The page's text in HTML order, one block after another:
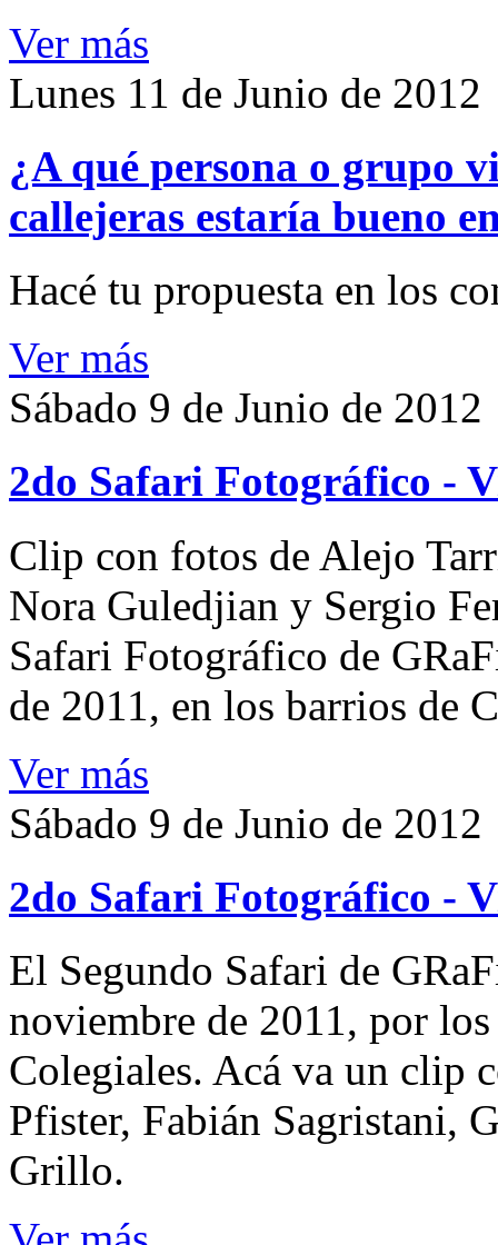
Ver más
Lunes 11 de Junio de 2012
¿A qué persona o grupo
callejeras estaría bueno
Hacé tu propuesta en los
Ver más
Sábado 9 de Junio de 2012
2do Safari Fotográfico -
Clip con fotos de Alejo
Nora Guledjian y Sergio
Safari Fotográfico de
de 2011, en los barrios de
Ver más
Sábado 9 de Junio de 2012
2do Safari Fotográfico -
El Segundo Safari de
noviembre de 2011, por
Colegiales. Acá va un clip
Pfister, Fabián Sagristani,
Grillo.